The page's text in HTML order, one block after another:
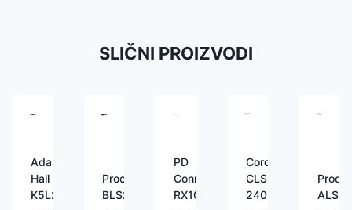
SLIČNI PROIZVODI
Adam
Hall
K5L240
Procab
BLS225
PD
Connex
RX10W
Cordial
CLS
240
ALS07